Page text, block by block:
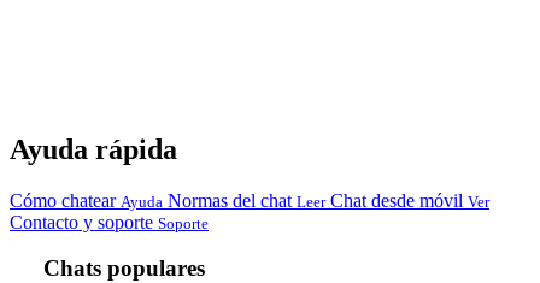
Ayuda rápida
Cómo chatear Ayuda Normas del chat Leer Chat desde móvil Ver
Contacto y soporte Soporte
Chats populares